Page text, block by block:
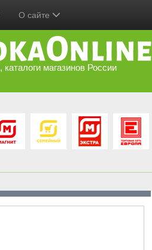
О сайте
каталоги магазинов России